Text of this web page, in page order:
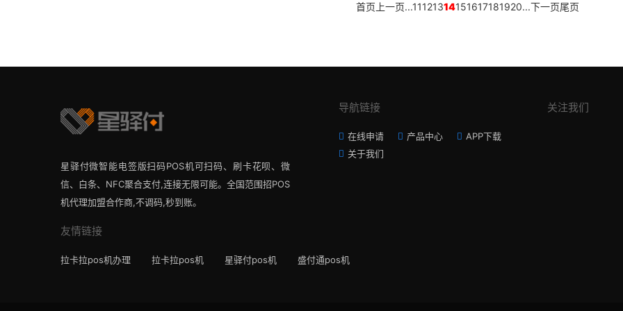
首页 上一页...11121314151617181920...下一页尾页
星驿付微智能电签版扫码POS机可扫码、刷卡花呗、微
信、白条、NFC聚合支付,连接无限可能。全国范围招POS
机代理加盟合作商,不调码,秒到账。
导航链接
在线申请 产品中心
APP下载
关于我们
关注我们
友情链接
拉卡拉pos机办理 拉卡拉pos机 星驿付pos机 盛付通pos机